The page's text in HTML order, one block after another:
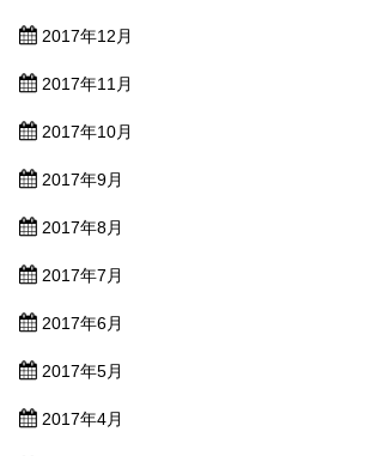
2017年12月
2017年11月
2017年10月
2017年9月
2017年8月
2017年7月
2017年6月
2017年5月
2017年4月